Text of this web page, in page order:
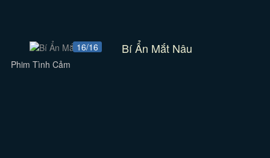
16/16 Bí Ẩn Mắt Nâu
Phim Tình Cảm